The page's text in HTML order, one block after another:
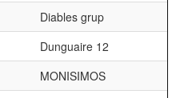
Diables grup
Dunguaire 12
MONISIMOS